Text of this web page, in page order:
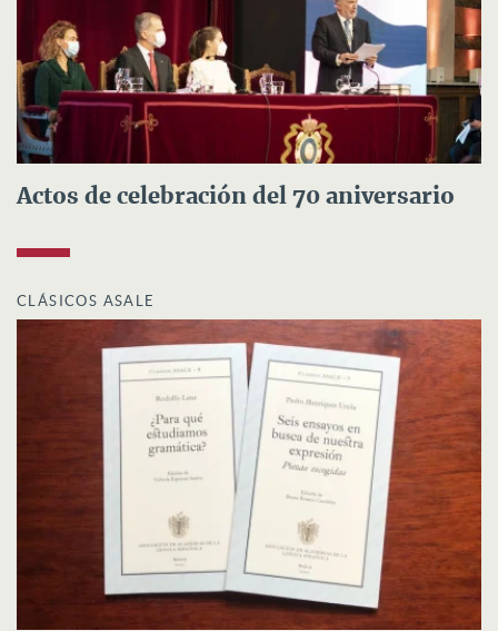
Actos de celebración del 70 aniversario
CLÁSICOS ASALE